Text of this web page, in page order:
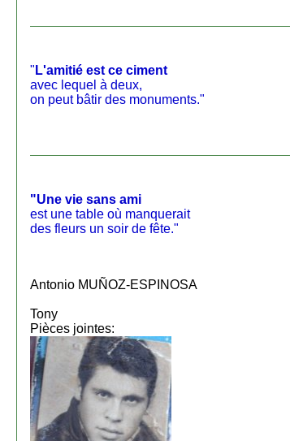
" L'amitié est ce ciment
avec lequel à deux,
on peut bâtir des monuments."
"Une vie sans ami
est une table où manquerait
des fleurs un soir de fête."
Antonio MUÑOZ-ESPINOSA
Tony
Pièces jointes: